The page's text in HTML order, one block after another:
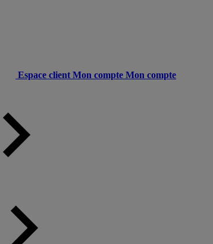
Espace client Mon compte Mon compte